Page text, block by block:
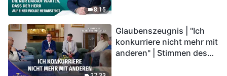
8:15
Glaubenszeugnis | "Ich
konkurriere nicht mehr mit
anderen" | Stimmen des